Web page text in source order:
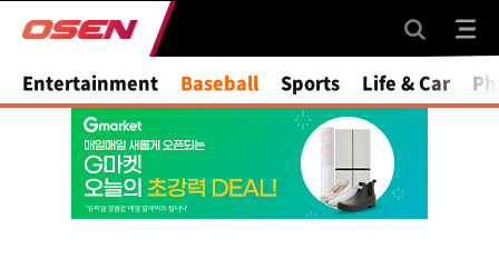
Mute
Entertainment Baseball Sports Life & Car